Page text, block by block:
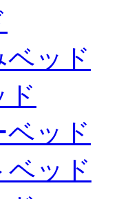
ッド
ド
ッド
ベッド